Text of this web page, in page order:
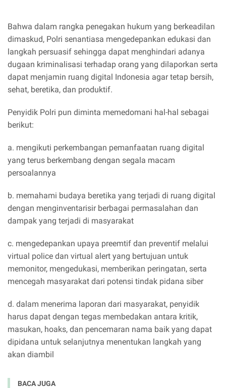
Bahwa dalam rangka penegakan hukum yang berkeadilan
dimaskud, Polri senantiasa mengedepankan edukasi dan
langkah persuasif sehingga dapat menghindari adanya
dugaan kriminalisasi terhadap orang yang dilaporkan serta
dapat menjamin ruang digital Indonesia agar tetap bersih,
sehat, beretika, dan produktif.
Penyidik Polri pun diminta memedomani hal-hal sebagai
berikut:
a. mengikuti perkembangan pemanfaatan ruang digital
yang terus berkembang dengan segala macam
persoalannya
b. memahami budaya beretika yang terjadi di ruang digital
dengan menginventarisir berbagai permasalahan dan
dampak yang terjadi di masyarakat
c. mengedepankan upaya preemtif dan preventif melalui
virtual police dan virtual alert yang bertujuan untuk
memonitor, mengedukasi, memberikan peringatan, serta
mencegah masyarakat dari potensi tindak pidana siber
d. dalam menerima laporan dari masyarakat, penyidik
harus dapat dengan tegas membedakan antara kritik,
masukan, hoaks, dan pencemaran nama baik yang dapat
dipidana untuk selanjutnya menentukan langkah yang
akan diambil
BACA JUGA